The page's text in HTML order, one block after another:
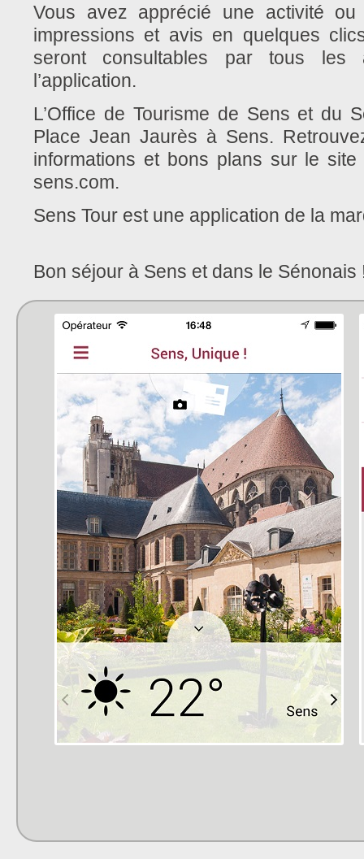
Vous avez apprécié une activité
impressions et avis en quelques
seront consultables par tous les
l’application.
L’Office de Tourisme de Sens et du
Place Jean Jaurès à Sens.
informations et bons plans sur le site
sens.com.
Sens Tour est une application de la
Bon séjour à Sens et dans le Sénonais